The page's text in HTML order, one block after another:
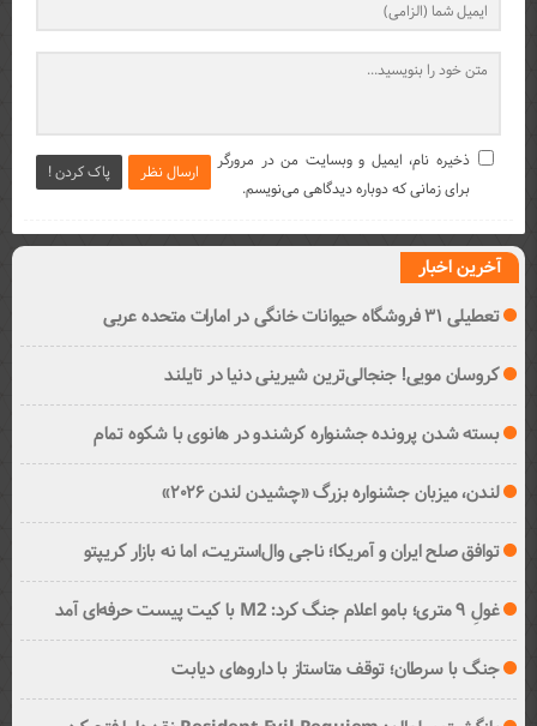
ارسال نظر پاک کردن !
ذخیره نام، ایمیل و وبسایت من در مرورگر
برای زمانی که دوباره دیدگاهی می‌نویسم.
آخرین اخبار
تعطیلی ۳۱ فروشگاه حیوانات خانگی در امارات متحده عربی
کروسان مویی! جنجالی‌ترین شیرینی دنیا در تایلند
بسته شدن پرونده جشنواره کرشندو در هانوی با شکوه تمام
لندن، میزبان جشنواره بزرگ «چشیدن لندن ۲۰۲۶»
توافق صلح ایران و آمریکا؛ ناجی وال‌استریت، اما نه بازار کریپتو
غولِ ۹ متری؛ بامو اعلام جنگ کرد: M2 با کیت پیست حرفه‌ای آمد
جنگ با سرطان؛ توقف متاستاز با داروهای دیابت